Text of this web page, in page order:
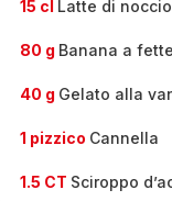
15 cl Latte di
80 g Banana a
40 g Gelato alla
1 pizzico Cannella
1.5 CT Sciroppo